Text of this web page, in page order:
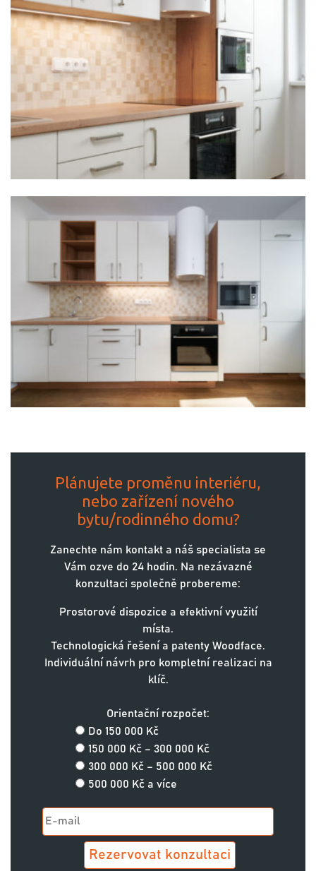
Plánujete proměnu interiéru,
nebo zařízení nového
bytu/rodinného domu?
Zanechte nám kontakt a náš specialista se
Vám ozve do 24 hodin. Na nezávazné
konzultaci společně probereme:
Prostorové dispozice a efektivní využití
místa.
Technologická řešení a patenty Woodface.
Individuální návrh pro kompletní realizaci na
klíč.
Orientační rozpočet:
Do 150 000 Kč
150 000 Kč – 300 000 Kč
300 000 Kč – 500 000 Kč
500 000 Kč a více